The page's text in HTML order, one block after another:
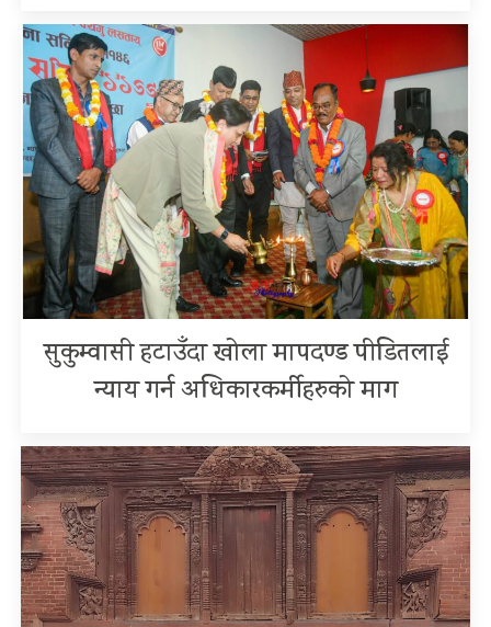
सुकुम्वासी हटाउँदा खोला मापदण्ड पीडितलाई
न्याय गर्न अधिकारकर्मीहरुको माग